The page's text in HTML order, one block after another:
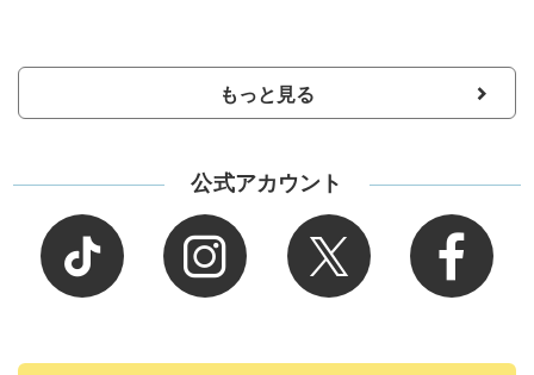
もっと見る
公式アカウント